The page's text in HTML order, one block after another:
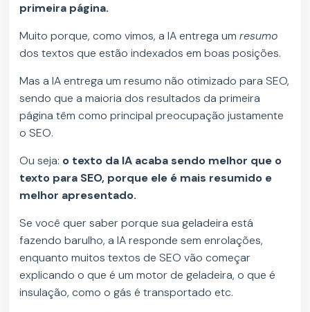
primeira página.
Muito porque, como vimos, a IA entrega umresumo
dos textos que estão indexados em boas posições.
Mas a IA entrega um resumo não otimizado para SEO,
sendo que a maioria dos resultados da primeira
página têm como principal preocupação justamente
o SEO.
Ou seja: o texto da IA acaba sendo melhor que o
texto para SEO, porque ele é mais resumido e
melhor apresentado.
Se você quer saber porque sua geladeira está
fazendo barulho, a IA responde sem enrolações,
enquanto muitos textos de SEO vão começar
explicando o que é um motor de geladeira, o que é
insulação, como o gás é transportado etc.